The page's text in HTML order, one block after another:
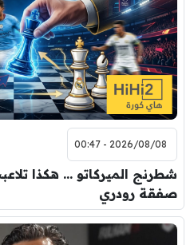
2026/08/08 - 00:47
شطرنج الميركاتو … هكذا
صفقة رودري